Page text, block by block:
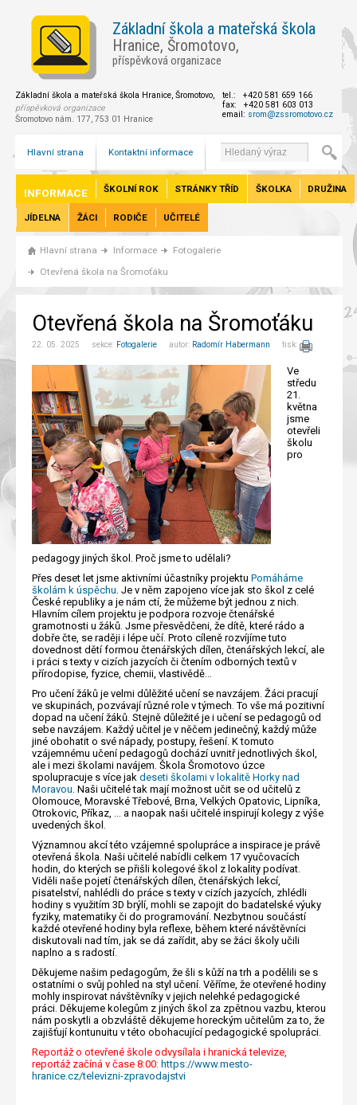
Základní škola a mateřská škola
Hranice, Šromotovo,
příspěvková organizace
Základní škola a mateřská škola Hranice, Šromotovo,
příspěvková organizace
Šromotovo nám. 177, 753 01 Hranice
tel.: +420 581 659 166
fax: +420 581 603 013
email: srom@zssromotovo.cz
Hlavní strana Kontaktní informace
INFORMACE ŠKOLNÍ ROK STRÁNKY TŘÍD ŠKOLKA DRUŽINA
JÍDELNA ŽÁCI RODIČE UČITELÉ
Hlavní strana Informace
Fotogalerie
Otevřená škola na Šromoťáku
Otevřená škola na Šromoťáku
22. 05. 2025 sekce: Fotogalerie autor: Radomír Habermann tisk:
Ve
středu
21.
května
jsme
otevřeli
školu
pro
pedagogy jiných škol. Proč jsme to udělali?
Přes deset let jsme aktivními účastníky projektu Pomáháme
školám k úspěchu. Je v něm zapojeno více jak sto škol z celé
České republiky a je nám ctí, že můžeme být jednou z nich.
Hlavním cílem projektu je podpora rozvoje čtenářské
gramotnosti u žáků. Jsme přesvědčeni, že dítě, které rádo a
dobře čte, se raději i lépe učí. Proto cíleně rozvíjíme tuto
dovednost dětí formou čtenářských dílen, čtenářských lekcí, ale
i práci s texty v cizích jazycích či čtením odborných textů v
přírodopise, fyzice, chemii, vlastivědě...
Pro učení žáků je velmi důlěžité učení se navzájem. Žáci pracují
ve skupinách, pozvávají různé role v týmech. To vše má pozitivní
dopad na učení žáků. Stejně důležité je i učení se pedagogů od
sebe navzájem. Každý učitel je v něčem jedinečný, každý může
jiné obohatit o své nápady, postupy, řešení. K tomuto
vzájemnému učení pedagogů dochází uvnitř jednotlivých škol,
ale i mezi školami navájem. Škola Šromotovo úzce
spolupracuje s více jak deseti školami v lokalitě Horky nad
Moravou. Naši učitelé tak mají možnost učit se od učitelů z
Olomouce, Moravské Třebové, Brna, Velkých Opatovic, Lipníka,
Otrokovic, Příkaz, ... a naopak naši učitelé inspirují kolegy z výše
uvedených škol.
Významnou akcí této vzájemné spolupráce a inspirace je právě
otevřená škola. Naši učitelé nabídli celkem 17 vyučovacích
hodin, do kterých se přišli kolegové škol z lokality podívat.
Viděli naše pojetí čtenářských dílen, čtenářských lekcí,
pisatelství, nahlédli do práce s texty v cizích jazycích, zhlédli
hodiny s využitím 3D brýlí, mohli se zapojit do badatelské výuky
fyziky, matematiky či do programování. Nezbytnou součástí
každé otevřené hodiny byla reflexe, během které návštěvníci
diskutovali nad tím, jak se dá zařídit, aby se žáci školy učili
naplno a s radostí.
Děkujeme našim pedagogům, že šli s kůží na trh a podělili se s
ostatními o svůj pohled na styl učení. Věříme, že otevřené hodiny
mohly inspirovat návštěvníky v jejich nelehké pedagogické
práci. Děkujeme kolegům z jiných škol za zpětnou vazbu, kterou
nám poskytli a obzvláště děkujeme horeckým učitelům za to, že
zajišťují kontunuitu v této obohacující pedagogické spolupráci.
Reportáž o otevřené škole odvysílala i hranická televize,
reportáž začíná v čase 8:00: https://www.mesto-
hranice.cz/televizni-zpravodajstvi